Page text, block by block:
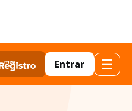
Entrar ☰